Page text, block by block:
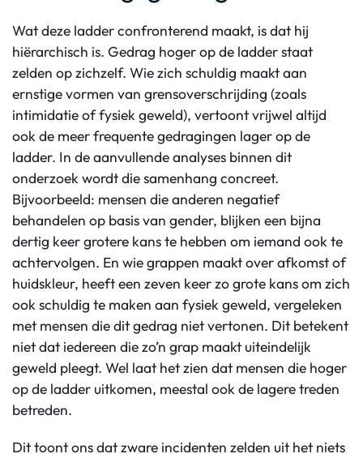
Wat deze ladder confronterend maakt, is dat hij
hiërarchisch is. Gedrag hoger op de ladder staat
zelden op zichzelf. Wie zich schuldig maakt aan
ernstige vormen van grensoverschrijding (zoals
intimidatie of fysiek geweld), vertoont vrijwel altijd
ook de meer frequente gedragingen lager op de
ladder. In de aanvullende analyses binnen dit
onderzoek wordt die samenhang concreet.
Bijvoorbeeld: mensen die anderen negatief
behandelen op basis van gender, blijken een bijna
dertig keer grotere kans te hebben om iemand ook te
achtervolgen. En wie grappen maakt over afkomst of
huidskleur, heeft een zeven keer zo grote kans om zich
ook schuldig te maken aan fysiek geweld, vergeleken
met mensen die dit gedrag niet vertonen. Dit betekent
niet dat iedereen die zo’n grap maakt uiteindelijk
geweld pleegt. Wel laat het zien dat mensen die hoger
op de ladder uitkomen, meestal ook de lagere treden
betreden.
Dit toont ons dat zware incidenten zelden uit het niets